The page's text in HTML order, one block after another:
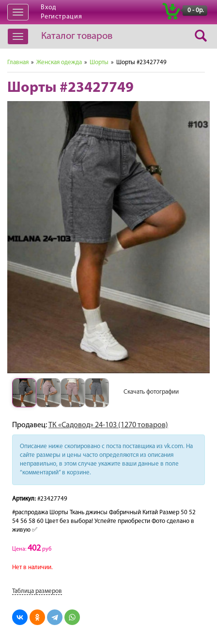
Открыть
навигацию
Вход
Регистрация
0 - 0р.
Открыть
навигацию
Каталог товаров
Главная » Женская одежда » Шорты » Шорты #23427749
Шорты #23427749
Скачать фотографии
Продавец:ТК «Садовод» 24-103 (1270 товаров)
Описание ниже скопировано с поста поставщика из vk.com. На
сайте размеры и цены часто определяются из описания
неправильно, в этом случае укажите ваши данные в поле
“комментарий” в корзине.
Артикул: #23427749
#распродажа Шорты Ткань джинсы Фабричный Китай Размер 50 52
54 56 58 60 Цвет без выбора! Успейте приобрести Фото сделано в
живую ✅
Цена: 402 руб
Нет в наличии.
Таблица размеров